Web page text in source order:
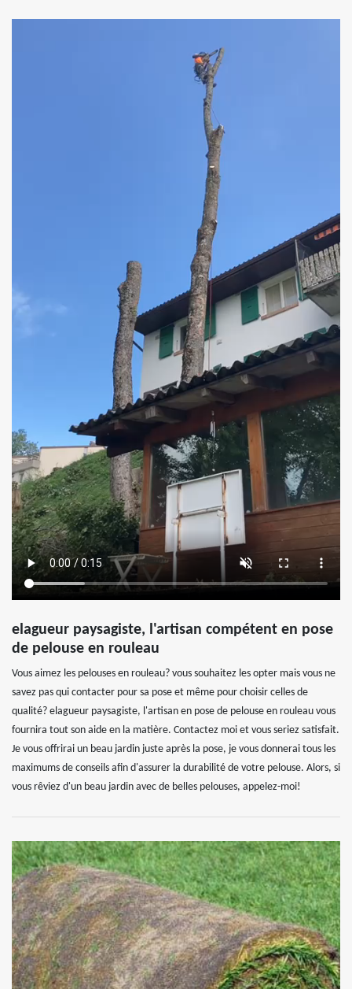
elagueur paysagiste, l'artisan compétent en pose
de pelouse en rouleau
Vous aimez les pelouses en rouleau? vous souhaitez les opter mais vous ne
savez pas qui contacter pour sa pose et même pour choisir celles de
qualité? elagueur paysagiste, l'artisan en pose de pelouse en rouleau vous
fournira tout son aide en la matière. Contactez moi et vous seriez satisfait.
Je vous offrirai un beau jardin juste après la pose, je vous donnerai tous les
maximums de conseils afin d'assurer la durabilité de votre pelouse. Alors, si
vous rêviez d'un beau jardin avec de belles pelouses, appelez-moi!